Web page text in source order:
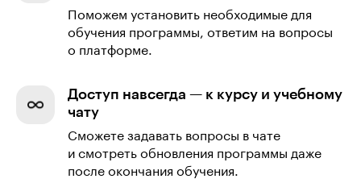
Поможем установить необходимые для
обучения программы, ответим на вопросы
о платформе.
Доступ навсегда — к курсу и учебному
чату
Сможете задавать вопросы в чате
и смотреть обновления программы даже
после окончания обучения.